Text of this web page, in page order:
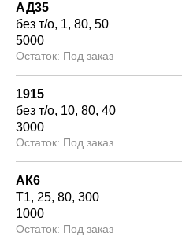
АД35
без т/о 1 80 50
5000
Под заказ
1915
без т/о 10 80 40
3000
Под заказ
АК6
Т1 25 80 300
1000
Под заказ